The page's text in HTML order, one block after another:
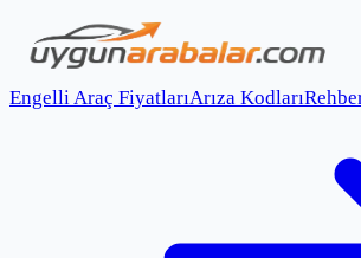
Engelli Araç FiyatlarıArıza Kodları